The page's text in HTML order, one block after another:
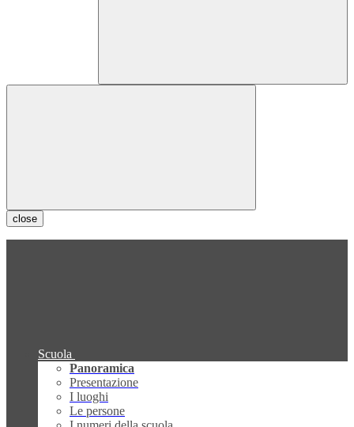
close
Scuola
Panoramica
Presentazione
I luoghi
Le persone